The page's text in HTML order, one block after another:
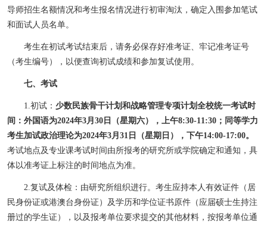
导师招生名额情况和考生报名情况进行初审淘汰，确定入围参加笔试
和面试人员名单。
考生在初试考试结束后，请务必保存好准考证、牢记准考证号
（考生编号），以便查询初试成绩和参加复试使用。
七、考试
1.初试： 少数民族骨干计划和战略管理专项计划全校统一考试时
间：外国语为2024年3月 30 日（星期六），上午8:30-11:30 ；同等学力
考生加试政治理论为2024年3月 31 日（星期日），下午14:00-17:00。
考试地点及专业课考试时间由所报考的研究所或学院确定和通知，具
体以准考证上标注的时间地点为准。
2.复试及体检：由研究所组织进行。考生应持本人有效证件（居
民身份证或港澳台身份证）及学历和学位证书原件（应届硕士生持注
册过的学生证），以及报考单位要求提交的其他材料，按报考单位通